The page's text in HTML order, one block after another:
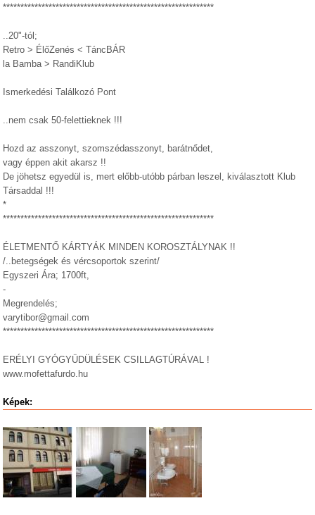
************************************************************
..20"-tól;
Retro > ÉlőZenés < TáncBÁR
la Bamba > RandiKlub
Ismerkedési Találkozó Pont
..nem csak 50-felettieknek !!!
Hozd az asszonyt, szomszédasszonyt, barátnődet,
vagy éppen akit akarsz !!
De jöhetsz egyedül is, mert előbb-utóbb párban leszel, kiválasztott Klub
Társaddal !!!
*
************************************************************
ÉLETMENTŐ KÁRTYÁK MINDEN KOROSZTÁLYNAK !!
/..betegségek és vércsoportok szerint/
Egyszeri Ára; 1700ft,
-
Megrendelés;
varytibor@gmail.com
************************************************************
ERÉLYI GYÓGYÜDÜLÉSEK CSILLAGTÚRÁVAL !
www.mofettafurdo.hu
Képek: